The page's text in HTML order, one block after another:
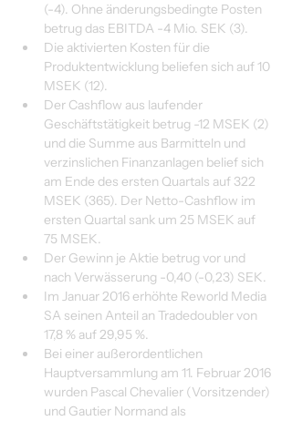
(-4). Ohne änderungsbedingte Posten
betrug das EBITDA -4 Mio. SEK (3).
Die aktivierten Kosten für die
Produktentwicklung beliefen sich auf 10
MSEK (12).
Der Cashflow aus laufender
Geschäftstätigkeit betrug -12 MSEK (2)
und die Summe aus Barmitteln und
verzinslichen Finanzanlagen belief sich
am Ende des ersten Quartals auf 322
MSEK (365). Der Netto-Cashflow im
ersten Quartal sank um 25 MSEK auf
75 MSEK.
Der Gewinn je Aktie betrug vor und
nach Verwässerung -0,40 (-0,23) SEK.
Im Januar 2016 erhöhte Reworld Media
SA seinen Anteil an Tradedoubler von
17,8 % auf 29,95 %.
Bei einer außerordentlichen
Hauptversammlung am 11. Februar 2016
wurden Pascal Chevalier (Vorsitzender)
und Gautier Normand als